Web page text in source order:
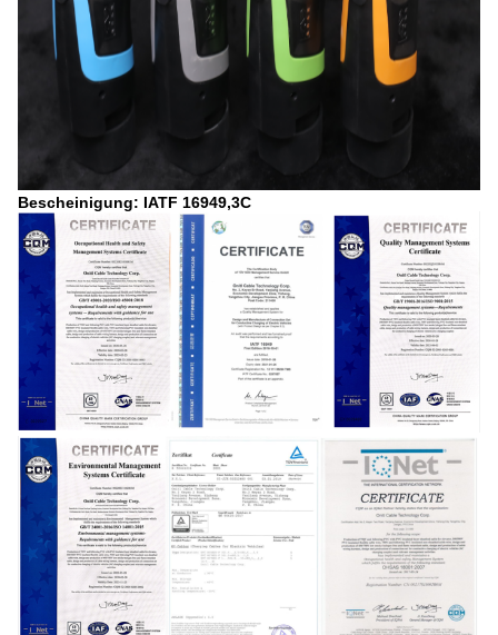
Bescheinigung: IATF 16949,3C